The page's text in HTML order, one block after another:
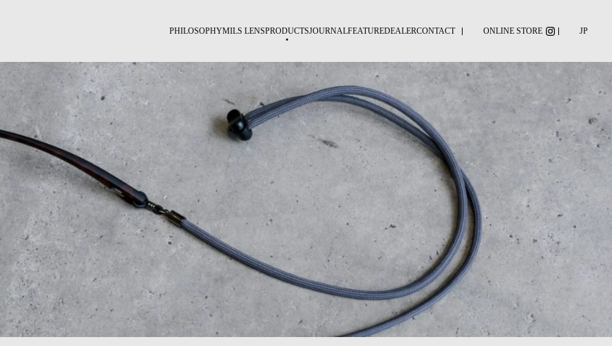
PHILOSOPHYMILS LENSPRODUCTS
RED LABEL BLACK LABEL BLUE LABEL WHITE LABEL ACCESSORIES
JOURNALFEATUREDEALERCONTACT ONLINE STORE JP